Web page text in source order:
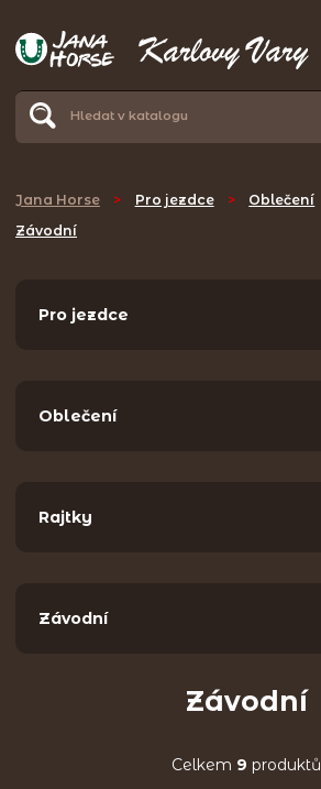
Jana Horse > Pro jezdce > Oblečení
Závodní
Pro jezdce
Oblečení
Rajtky
Závodní
Závodní
Celkem 9 produktů